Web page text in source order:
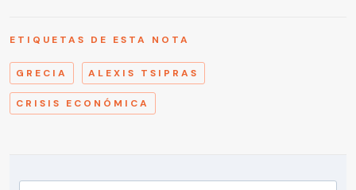
ETIQUETAS DE ESTA NOTA
GRECIA ALEXIS TSIPRAS
CRISIS ECONÓMICA